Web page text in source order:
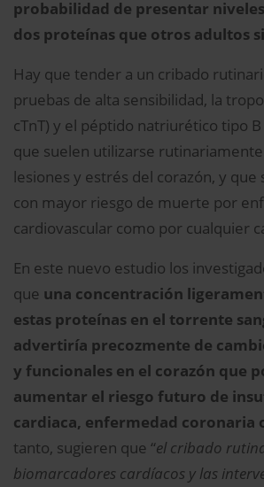
probabilidad de presentar
dos proteínas que otros adultos
Hay que tender a un cribado
pruebas de alta sensibilidad, la
cTnT) y el péptido natriurético tipo B
que suelen utilizarse
lesiones y estrés del corazón, y que
con mayor riesgo de muerte por
cardiovascular como por cualquier
En este nuevo estudio los
que una concentración
estas proteínas en el torrente
advertiría precozmente de
y funcionales en el corazón que
aumentar el riesgo futuro de
cardiaca, enfermedad coronaria
tanto, sugieren que “el cribado
biomarcadores cardíacos y las